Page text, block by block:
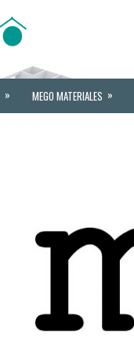
» MEGO MATERIALES »